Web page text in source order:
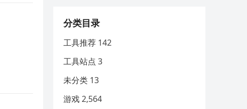
分类目录
工具推荐 142
工具站点 3
未分类 13
游戏2,564